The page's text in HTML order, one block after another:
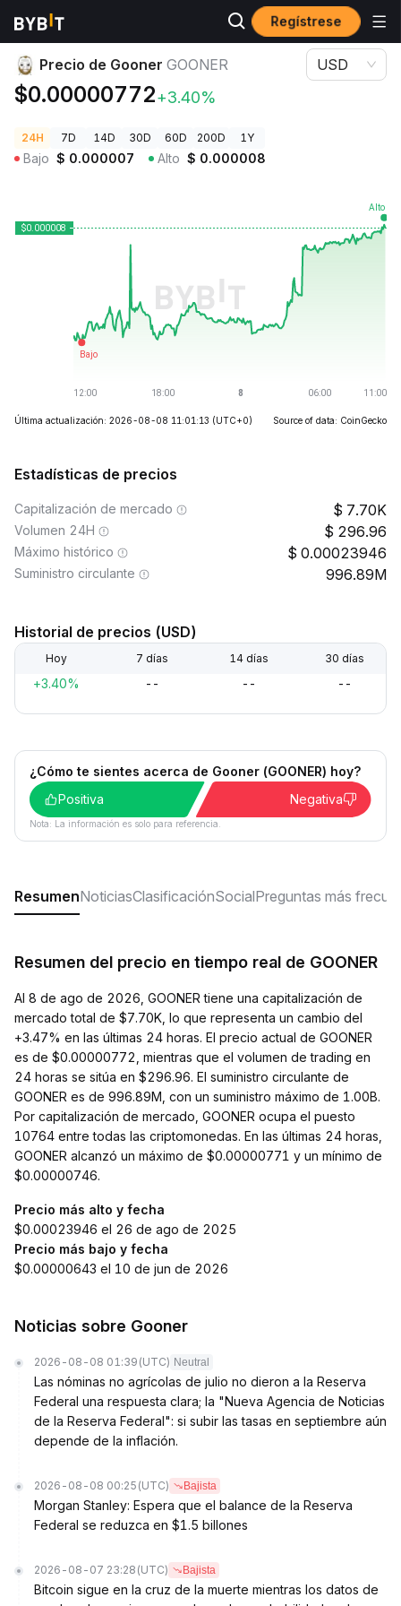
Regístrese
Precios de Criptomonedas Precio de Gooner GOONER
Precio de Gooner GOONER
$0.00000772+3.40%
USD
24H 7D 14D 30D 60D 200D 1Y
Bajo $ 0.000007 Alto $ 0.000008
Última actualización: 2026-08-08 11:01:13 (UTC+0) Source of data: CoinGecko
Estadísticas de precios
Capitalización de mercado 7.70K
Volumen 24H 296.96
Máximo histórico 0.00023946
Suministro circulante 996.89M
Historial de precios (USD)
Hoy 7 días 14 días 30 días
+3.40% -- -- --
¿Cómo te sientes acerca de Gooner (GOONER) hoy?
Positiva
Negativa
Nota: La información es solo para referencia.
ResumenNoticiasClasificaciónSocialPreguntas más
Resumen del precio en tiempo real de GOONER
Al 8 de ago de 2026, GOONER tiene una capitalización de
mercado total de $7.70K, lo que representa un cambio del
+3.47% en las últimas 24 horas. El precio actual de GOONER
es de $0.00000772, mientras que el volumen de trading en
24 horas se sitúa en $296.96. El suministro circulante de
GOONER es de 996.89M, con un suministro máximo de 1.00B.
Por capitalización de mercado, GOONER ocupa el puesto
10764 entre todas las criptomonedas. En las últimas 24 horas,
GOONER alcanzó un máximo de $0.00000771 y un mínimo de
$0.00000746.
Precio más alto y fecha
$0.00023946 el 26 de ago de 2025
Precio más bajo y fecha
$0.00000643 el 10 de jun de 2026
Noticias sobre Gooner
2026-08-08 01:39 (UTC) Neutral
Las nóminas no agrícolas de julio no dieron a la Reserva
Federal una respuesta clara; la "Nueva Agencia de Noticias
de la Reserva Federal": si subir las tasas en septiembre aún
depende de la inflación.
2026-08-08 00:25 (UTC) Bajista
Morgan Stanley: Espera que el balance de la Reserva
Federal se reduzca en $1.5 billones
2026-08-07 23:28 (UTC) Bajista
Bitcoin sigue en la cruz de la muerte mientras los datos de